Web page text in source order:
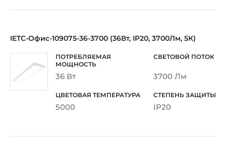
IETC-Офис-109075-36-3700 (36Вт, IP20, 3700Лм, 5К)
36 Вт 3700 Лм
5000 IP20